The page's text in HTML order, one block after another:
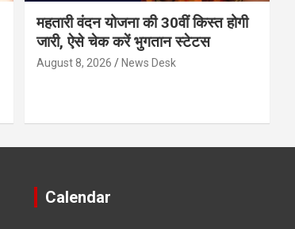
महतारी वंदन योजना की 30वीं किस्त होगी
जारी, ऐसे चेक करें भुगतान स्टेटस
August 8, 2026 News Desk
Calendar